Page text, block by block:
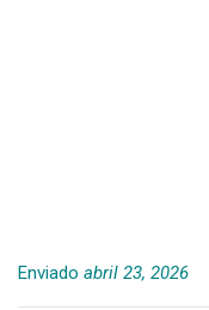
Enviado abril 23, 2026